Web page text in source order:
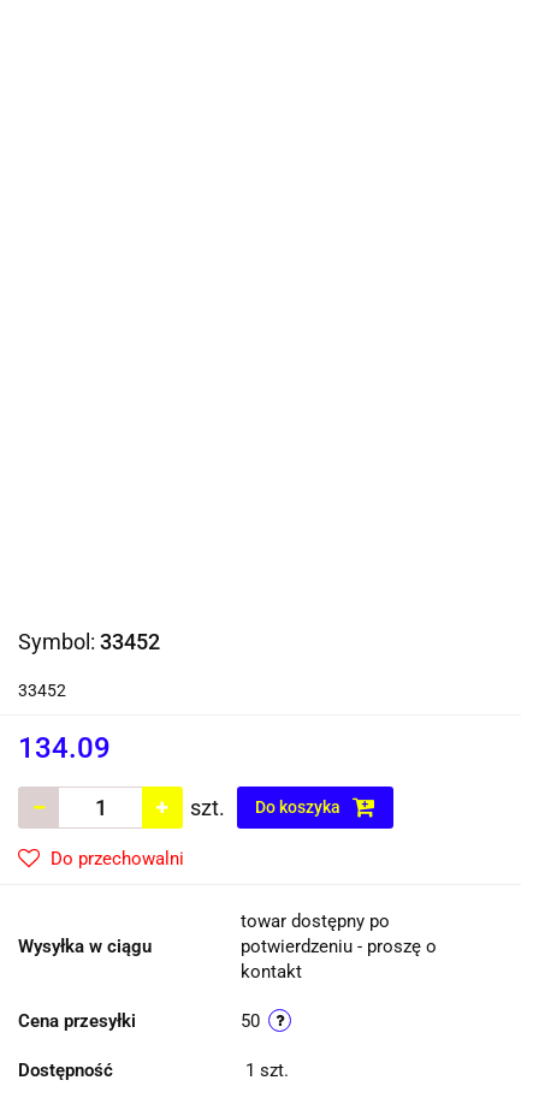
Symbol: 33452
33452
134.09
szt. Do koszyka
Do przechowalni
Wysyłka w ciągu
towar dostępny po
potwierdzeniu - proszę o
kontakt
Cena przesyłki 50
Dostępność 1 szt.